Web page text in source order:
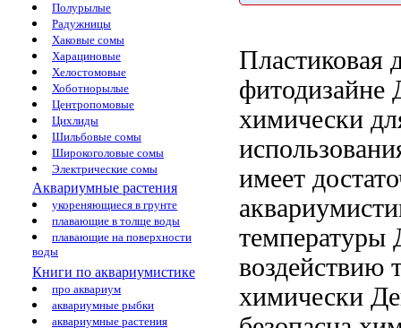
Полурылые
Радужницы
Хаковые сомы
Харациновые
Хелостомовые
Хоботнорылые
Центропомовые
Цихлиды
Шильбовые сомы
Широкоголовые сомы
Электрические сомы
Аквариумные растения
укореняющиеся в грунте
плавающие в толще воды
плавающие на поверхности
воды
Книги по аквариумистике
про аквариум
аквариумные рыбки
аквариумные растения
Пластиковая
фитодизайне
химически
имеет
температуры
воздействию
химически